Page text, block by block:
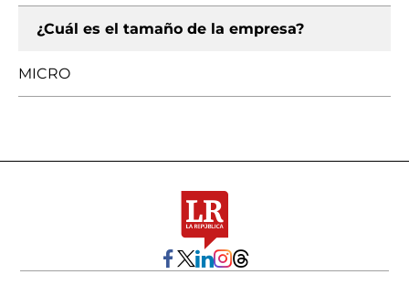
¿Cuál es el tamaño de la empresa?
MICRO